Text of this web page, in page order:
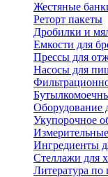
Жестяные
Реторт пакеты
Дробилки и
Емкости для
Прессы для
Насосы для
Оборудование
Укупорочное
Ингредиенты
Стеллажи для
Литература